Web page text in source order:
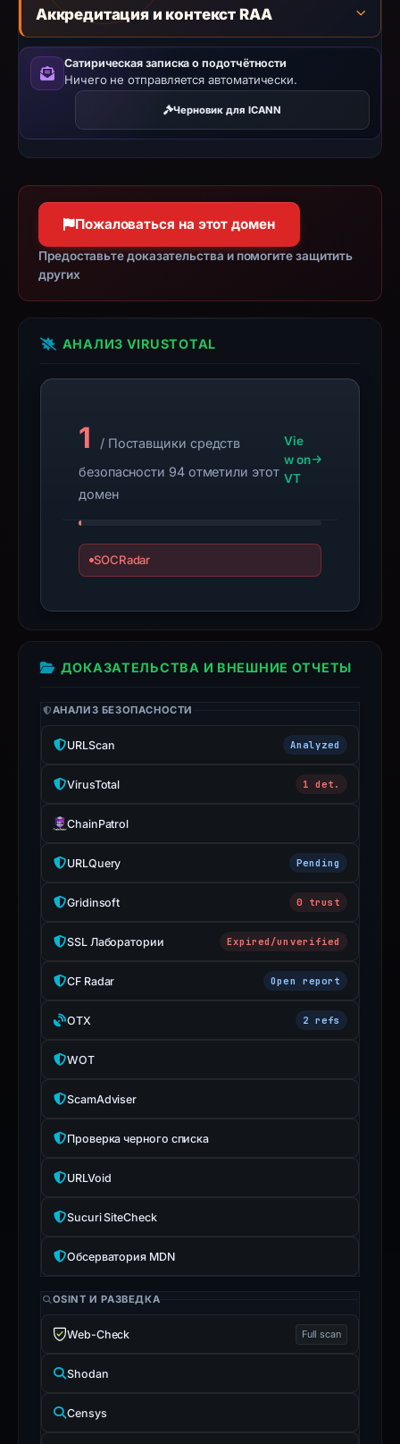
establish
safety.
Context:
HOSTINGER
operations,
IP
188.114.96.3,
registration
Mar
11,
2026,
apparent
details
may
since
report
time-
observations,
submit
Аккредитация и контекст RAA
Сатирическая записка о подотчётности
Ничего не отправляется автоматически.
Черновик для ICANN
Пожаловаться на этот домен
Предоставьте доказательства и помогите защитить
других
АНАЛИЗ VIRUSTOTAL
1
/ Поставщики средств
безопасности 94 отметили этот
домен
Vie
w on
VT
SOCRadar
ДОКАЗАТЕЛЬСТВА И ВНЕШНИЕ ОТЧЕТЫ
АНАЛИЗ БЕЗОПАСНОСТИ
URLScan Analyzed
VirusTotal 1 det.
ChainPatrol
URLQuery Pending
Gridinsoft 0 trust
SSL Лаборатории Expired/unverified
CF Radar Open report
OTX 2 refs
WOT
ScamAdviser
Проверка черного списка
URLVoid
Sucuri SiteCheck
Обсерватория MDN
OSINT И РАЗВЕДКА
Web-Check Full scan
Shodan
Censys